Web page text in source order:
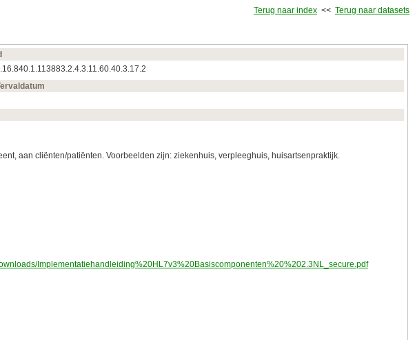
Terug naar index << Terug naar datasets
aan cliënten/patiënten. Voorbeelden zijn: ziekenhuis, verpleeghuis, huisartsenpraktijk.
Implementatiehandleiding%20HL7v3%20Basiscomponenten%20%202.3NL_secure.pdf